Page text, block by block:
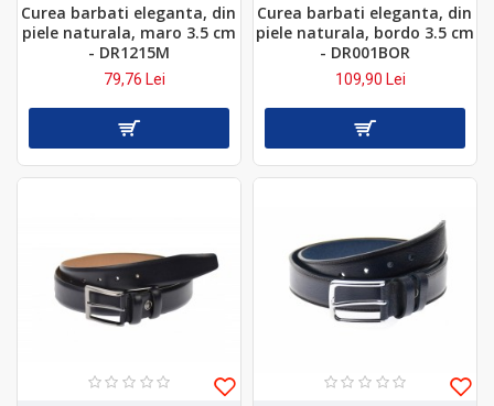
Curea barbati eleganta, din
piele naturala, maro 3.5 cm
- DR1215M
79,76 Lei
Curea barbati eleganta, din
piele naturala, bordo 3.5 cm
- DR001BOR
109,90 Lei